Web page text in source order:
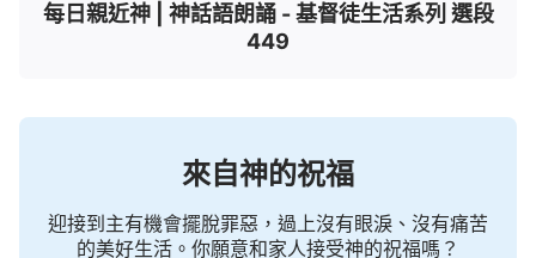
每日親近神 | 神話語朗誦 - 基督徒生活系列 選段
449
來自神的祝福
迎接到主有機會擺脫罪惡，過上沒有眼淚、沒有痛苦
的美好生活。你願意和家人接受神的祝福嗎？